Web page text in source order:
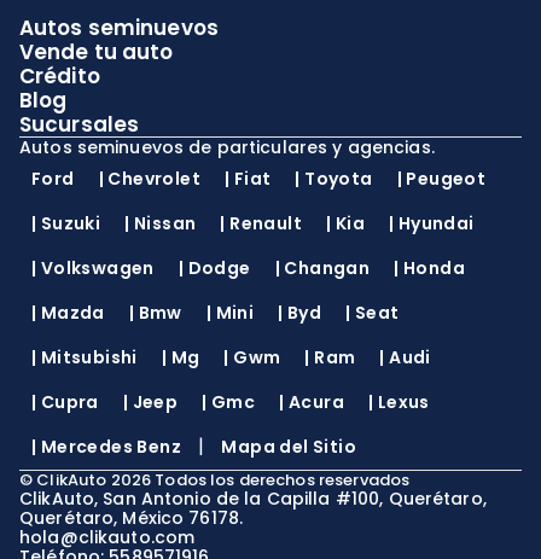
Autos seminuevos
Vende tu auto
Crédito
Blog
Sucursales
Autos seminuevos de particulares y agencias.
Ford
| Chevrolet | Fiat | Toyota | Peugeot
| Suzuki | Nissan | Renault | Kia | Hyundai
| Volkswagen | Dodge | Changan | Honda
| Mazda | Bmw | Mini | Byd | Seat
| Mitsubishi | Mg | Gwm | Ram |Audi
| Cupra | Jeep | Gmc |Acura | Lexus
| Mercedes Benz | Mapa del Sitio
© ClikAuto 2026 Todos los derechos reservados
ClikAuto, San Antonio de la Capilla #100, Querétaro,
Querétaro, México 76178.
hola@clikauto.com